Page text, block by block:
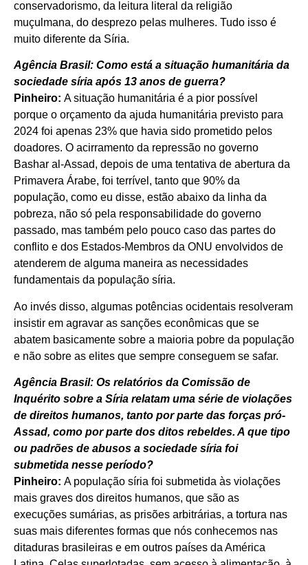
conservadorismo, da leitura literal da religião
muçulmana, do desprezo pelas mulheres. Tudo isso é
muito diferente da Síria.
Agência Brasil: Como está a situação humanitária da
sociedade síria após 13 anos de guerra?
Pinheiro: A situação humanitária é a pior possível
porque o orçamento da ajuda humanitária previsto para
2024 foi apenas 23% que havia sido prometido pelos
doadores. O acirramento da repressão no governo
Bashar al-Assad, depois de uma tentativa de abertura da
Primavera Árabe, foi terrível, tanto que 90% da
população, como eu disse, estão abaixo da linha da
pobreza, não só pela responsabilidade do governo
passado, mas também pelo pouco caso das partes do
conflito e dos Estados-Membros da ONU envolvidos de
atenderem de alguma maneira as necessidades
fundamentais da população síria.
Ao invés disso, algumas potências ocidentais resolveram
insistir em agravar as sanções econômicas que se
abatem basicamente sobre a maioria pobre da população
e não sobre as elites que sempre conseguem se safar.
Agência Brasil: Os relatórios da Comissão de
Inquérito sobre a Síria relatam uma série de violações
de direitos humanos, tanto por parte das forças pró-
Assad, como por parte dos ditos rebeldes. A que tipo
ou padrões de abusos a sociedade síria foi
submetida nesse período?
Pinheiro: A população síria foi submetida às violações
mais graves dos direitos humanos, que são as
execuções sumárias, as prisões arbitrárias, a tortura nas
suas mais diferentes formas que nós conhecemos nas
ditaduras brasileiras e em outros países da América